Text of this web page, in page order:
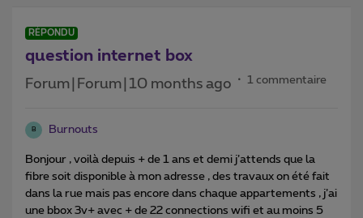
RÉPONDU
question internet box
Forum|Forum|10 months ago 1 commentaire
B Burnouts
Bonjour , voilà depuis + de 1 ans et demi j’attends que la
fibre soit disponible à mon adresse , des travaux on été fait
dans la rue mais pas encore dans chaque appartements , j’ai
une bbox 3v+ avec + de 22 connections wifi et au moins 5